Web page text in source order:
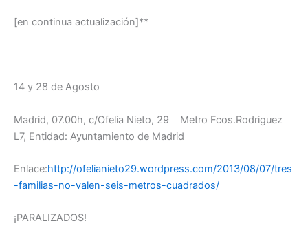
[en continua actualización]**
14 y 28 de Agosto
Madrid, 07.00h, c/Ofelia Nieto, 29 Metro Fcos.Rodriguez
L7, Entidad: Ayuntamiento de Madrid
Enlace:http://ofelianieto29.wordpress.com/2013/08/07/tres
-familias-no-valen-seis-metros-cuadrados/
¡PARALIZADOS!